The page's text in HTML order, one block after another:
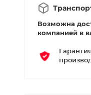
Возможна
компанией в
Гарантия